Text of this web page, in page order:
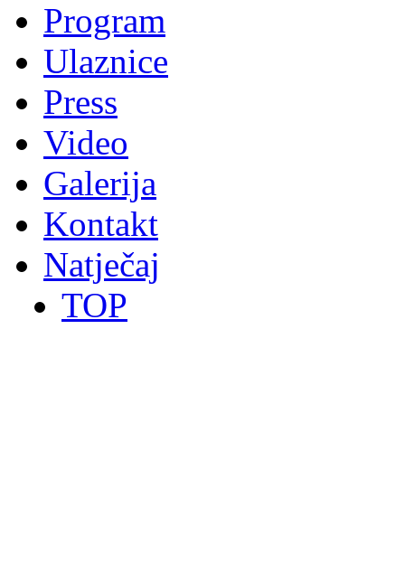
Program
Ulaznice
Press
Video
Galerija
Kontakt
Natječaj
TOP